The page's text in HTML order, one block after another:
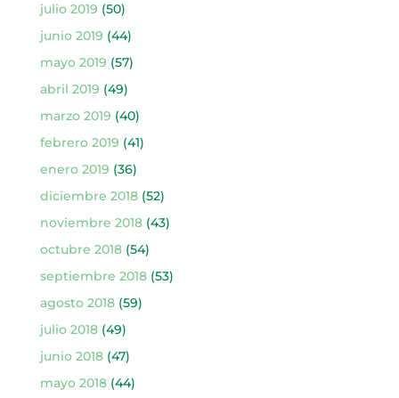
julio 2019 (50)
junio 2019 (44)
mayo 2019 (57)
abril 2019 (49)
marzo 2019 (40)
febrero 2019 (41)
enero 2019 (36)
diciembre 2018(52)
noviembre 2018(43)
octubre 2018(54)
septiembre 2018(53)
agosto 2018(59)
julio 2018(49)
junio 2018(47)
mayo 2018(44)